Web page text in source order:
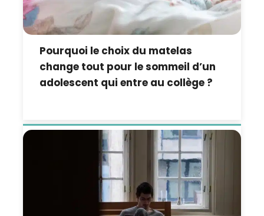
Pourquoi le choix du matelas
change tout pour le sommeil d’un
adolescent qui entre au collège ?